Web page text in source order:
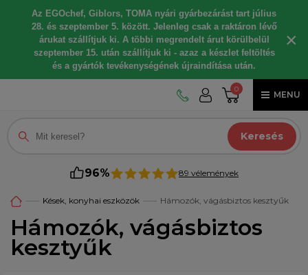
Az EGOchef, Giblors, TOMA nyári gyárbezárást tart július
28. és szeptember 5. között. Jelenleg csak a raktáron lévő
árukat szállítjuk ki. A többi megrendelt árut körülbelül
szeptember 15. után szállítjuk ki - azaz a készlet feltöltés
és a gyártók tevékenységének újraindítása után.
×
0
MENU
Keresés
96% 89 vélemények
Kések, konyhai eszközök Hámozók, vágásbiztos kesztyűk
Hámozók, vágásbiztos
kesztyűk